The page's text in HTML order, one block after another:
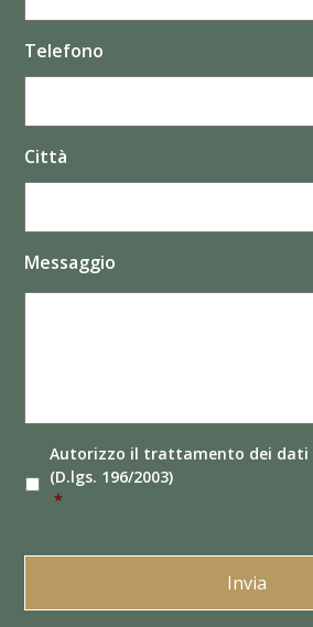
Telefono
Città
Messaggio
Autorizzo il trattamento dei dati
(D.lgs. 196/2003)
*